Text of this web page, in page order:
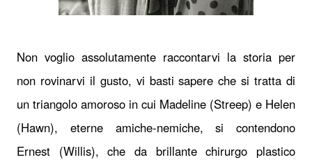
Non voglio assolutamente raccontarvi la storia per
non rovinarvi il gusto, vi basti sapere che si tratta di
un triangolo amoroso in cui Madeline (Streep) e Helen
(Hawn), eterne amiche-nemiche, si contendono
Ernest (Willis), che da brillante chirurgo plastico